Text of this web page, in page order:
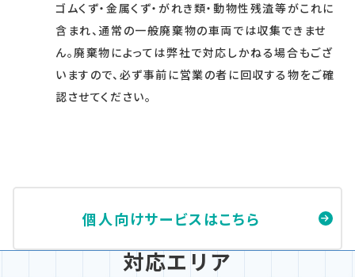
ゴムくず・金属くず・がれき類・動物性残渣等がこれに
含まれ、通常の一般廃棄物の車両では収集できませ
ん。廃棄物によっては弊社で対応しかねる場合もござ
いますので、必ず事前に営業の者に回収する物をご確
認させてください。
個人向けサービスはこちら
対応エリア